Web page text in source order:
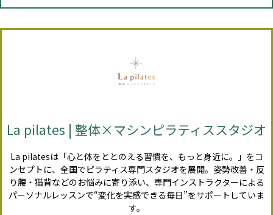
La pilates | 整体×マシンピラティススタジオ
La pilatesは「心と体をととのえる習慣を、もっと身近に。」をコ
ンセプトに、全国でピラティス専門スタジオを展開。姿勢改善・反
り腰・猫背などのお悩みに寄り添い、専門インストラクターによる
パーソナルレッスンで“変化を実感できる毎日”をサポートしていま
す。